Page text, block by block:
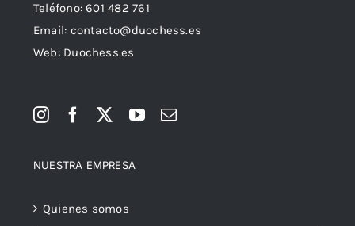
Teléfono:601 482 761
Email: contacto@duochess.es
Web: Duochess.es
NUESTRA EMPRESA
Quienes somos